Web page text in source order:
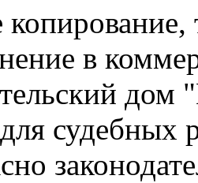
в
дом
судебных